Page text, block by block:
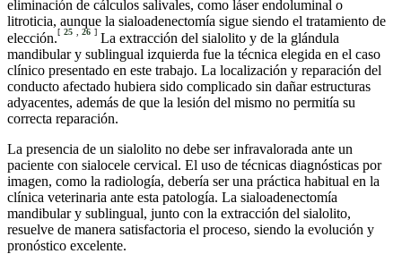
eliminación de cálculos salivales, como láser endoluminal o
litroticia, aunque la sialoadenectomía sigue siendo el tratamiento de
elección.[ 25 26 ] La extracción del sialolito y de la glándula
mandibular y sublingual izquierda fue la técnica elegida en el caso
clínico presentado en este trabajo. La localización y reparación del
conducto afectado hubiera sido complicado sin dañar estructuras
adyacentes, además de que la lesión del mismo no permitía su
correcta reparación.
La presencia de un sialolito no debe ser infravalorada ante un
paciente con sialocele cervical. El uso de técnicas diagnósticas por
imagen, como la radiología, debería ser una práctica habitual en la
clínica veterinaria ante esta patología. La sialoadenectomía
mandibular y sublingual, junto con la extracción del sialolito,
resuelve de manera satisfactoria el proceso, siendo la evolución y
pronóstico excelente.